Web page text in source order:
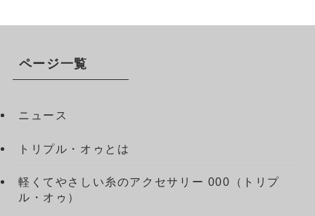
ページ一覧
ニュース
トリプル・オゥとは
軽くてやさしい糸のアクセサリー 000（トリプ
ル・オゥ）